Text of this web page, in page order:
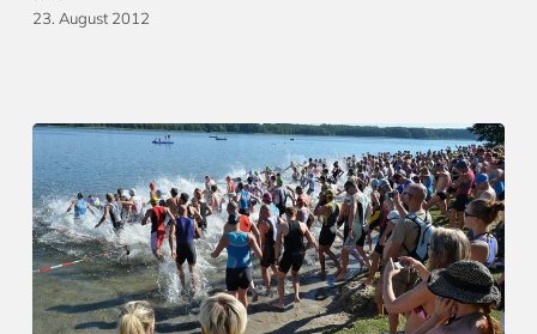
23. August 2012